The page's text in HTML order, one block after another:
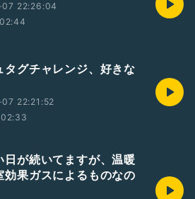
22:26:04
02:44
タグチャレンジ、好きな
22:21:52
02:33
日が続いてますが、温暖
効果ガスによるものなの